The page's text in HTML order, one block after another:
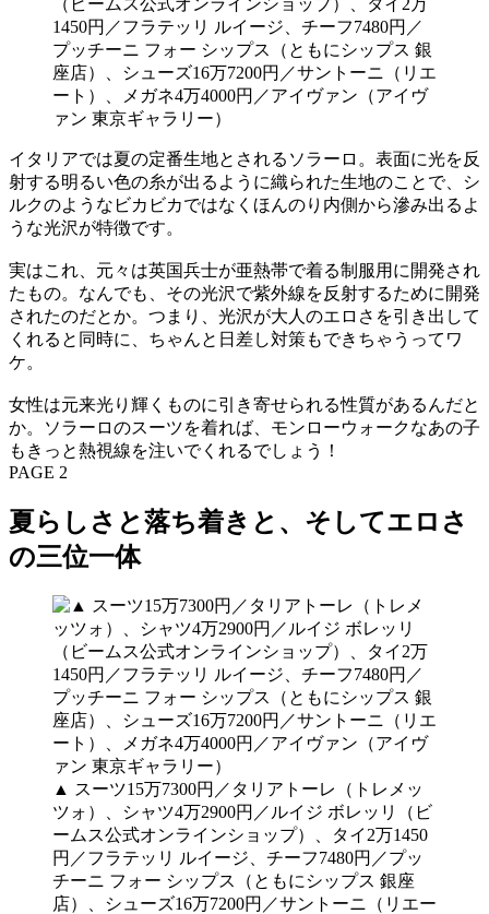
イタリアでは夏の定番生地とされるソラーロ。表面に光を反
射する明るい色の糸が出るように織られた生地のことで、シ
ルクのようなビカビカではなくほんのり内側から滲み出るよ
うな光沢が特徴です。
実はこれ、元々は英国兵士が亜熱帯で着る制服用に開発され
たもの。なんでも、その光沢で紫外線を反射するために開発
されたのだとか。つまり、光沢が大人のエロさを引き出して
くれると同時に、ちゃんと日差し対策もできちゃうってワ
ケ。
女性は元来光り輝くものに引き寄せられる性質があるんだと
か。ソラーロのスーツを着れば、モンローウォークなあの子
もきっと熱視線を注いでくれるでしょう！
PAGE 2
夏らしさと落ち着きと、そしてエロさ
の三位一体
▲ スーツ15万7300円／タリアトーレ（トレメッ
ツォ）、シャツ4万2900円／ルイジ ボレッリ（ビ
ームス公式オンラインショップ）、タイ2万1450
円／フラテッリ ルイージ、チーフ7480円／プッ
チーニ フォー シップス（ともにシップス 銀座
店）、シューズ16万7200円／サントーニ（リエー